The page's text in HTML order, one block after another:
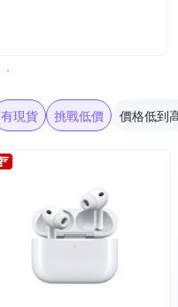
有現貨 挑戰低價 價格低到